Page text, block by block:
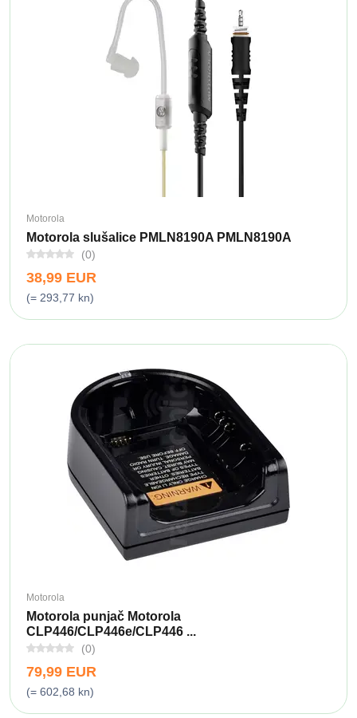
Motorola
Motorola slušalice PMLN8190A PMLN8190A
(0)
38,99 EUR
(= 293,77 kn)
Motorola
Motorola punjač Motorola
CLP446/CLP446e/CLP446 ...
(0)
79,99 EUR
(= 602,68 kn)